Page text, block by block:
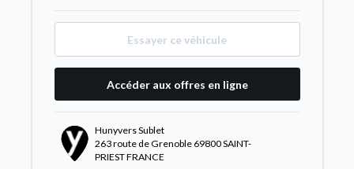
Essayer ce véhicule
Accéder aux offres en ligne
Hunyvers Sublet
263 route de Grenoble 69800 SAINT-
PRIEST FRANCE